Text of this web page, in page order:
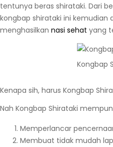
tentunya beras shirataki. Dari
kongbap shirataki ini kemudian
menghasilkan nasi sehat yang
Kongbap
Kenapa sih, harus Kongbap
Nah Kongbap Shirataki
Memperlancar
Membuat tidak mudah